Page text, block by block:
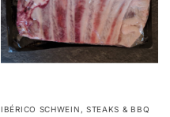
IBÉRICO SCHWEIN , STEAKS & BBQ